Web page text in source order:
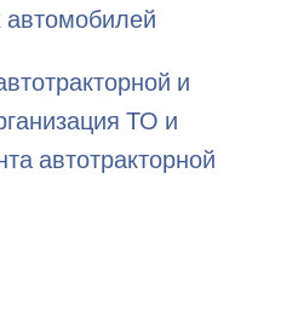
автомобилей
и
ТО и
автотракторной